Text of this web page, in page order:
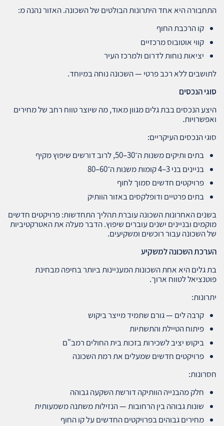
התחבורה היא אחד היתרונות הבולטים של השכונה. האזור נהנה מ:
קו הרכבת החוף
קווי אוטובוס מרכזיים
יציאות נוחות לדרום ולמרכז העיר
לתושבים ללא רכב פרטי — השכונה נוחה במיוחד.
סוגי הנכסים
היצע הנכסים בבת גלים מגוון מאוד, מה שיוצר טווח רחב של מחירים
ואפשרויות.
סוגי הנכסים העיקריים:
בתים ותיקים משנות ה־30–50, לרוב דורשים שיפוץ מקיף
בניינים בני 3–4 קומות משנות ה־60–80
פרויקטים חדשים סמוך לחוף
בתים פרטיים ודופלקסים באזור הוותיק
בשנים האחרונות השכונה עוברת תהליך התחדשות: פרויקטים חדשים
מוקמים ובניינים ישנים עוברים שיפוץ. הדבר מעלה את האטרקטיביות
של השכונה עבור רוכשים ומשקיעים.
הערכת השכונה למשקיע
בת גלים היא אחת השכונות המעניינות ביותר בחיפה מבחינת
פוטנציאל לטווח ארוך.
יתרונות:
קרבה לים — גורם שתמיד מייצר ביקוש
פיתוח הטיילת והתשתיות
ביקוש יציב לשכירות בזכות בית החולים רמב"ם
פרויקטים חדשים שמעלים את רמת השכונה
חסרונות:
חלק מהבנייה הוותיקה דורשת השקעה גבוהה
שונות גבוהה בין הרחובות — הנזילות משתנה משמעותית
מחירים גבוהים בפרויקטים החדשים על קו החוף